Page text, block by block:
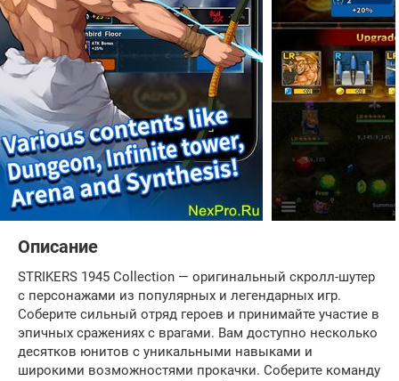
Описание
STRIKERS 1945 Collection — оригинальный скролл-шутер
с персонажами из популярных и легендарных игр.
Соберите сильный отряд героев и принимайте участие в
эпичных сражениях с врагами. Вам доступно несколько
десятков юнитов с уникальными навыками и
широкими возможностями прокачки. Соберите команду